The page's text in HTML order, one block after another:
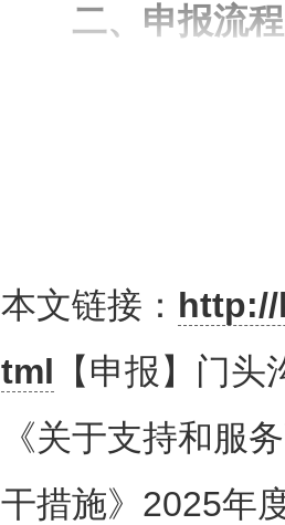
二、申报流程
享”方式发放。
显示无法申报说
内。
三、申报路径
本文链接： http://
tml 【申报】门
《关于支持和服
干措施》2025年